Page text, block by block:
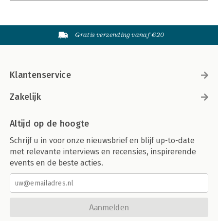
Gratis verzending vanaf €20
Klantenservice
Zakelijk
Altijd op de hoogte
Schrijf u in voor onze nieuwsbrief en blijf up-to-date
met relevante interviews en recensies, inspirerende
events en de beste acties.
Aanmelden